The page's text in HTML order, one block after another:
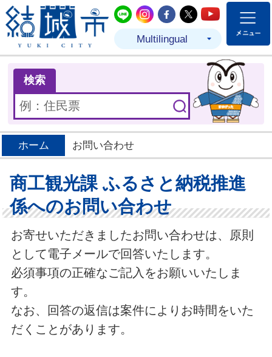
結城市公式LINE
結城市公式Instagram
結城市公式
結城市公式
結城市
Multilingual
検索
ホーム お問い合わせ
商工観光課 ふるさと納税推進
係へのお問い合わせ
お寄せいただきましたお問い合わせは、原則
として電子メールで回答いたします。
必須事項の正確なご記入をお願いいたしま
す。
なお、回答の返信は案件によりお時間をいた
だくことがあります。